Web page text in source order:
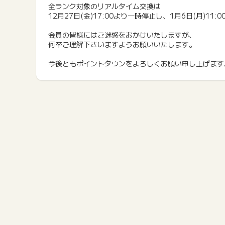
全ランク対象のリアルタイム交換は
12月27日(金)17:00より一時停止し、1月6日(月)11:00
会員の皆様にはご迷惑をおかけいたしますが、
何卒ご理解下さいますようお願いいたします。
今後ともポイントタウンをよろしくお願い申し上げます